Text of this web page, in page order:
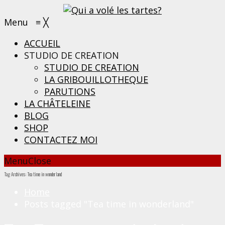
Menu ≡ ╳
ACCUEIL
STUDIO DE CREATION
STUDIO DE CREATION
LA GRIBOUILLOTHEQUE
PARUTIONS
LA CHÂTELEINE
BLOG
SHOP
CONTACTEZ MOI
MenuClose
Tag Archives: Tea time in wonderland